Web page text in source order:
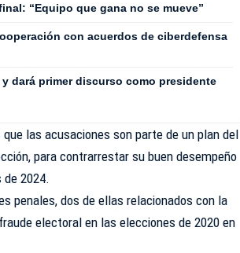
“Equipo que gana no se mueve”
con acuerdos de ciberdefensa
dará primer discurso como presidente
las acusaciones son parte de un plan del
para contrarrestar su buendesempeño
2024.
penales, dos de ellas relacionados con la
electoral en las elecciones de 2020 en